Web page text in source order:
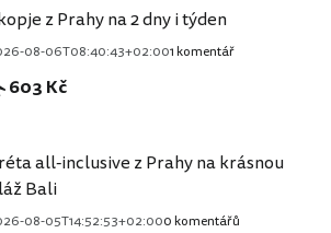
z Prahy na 2 dny i týden
08-06T08:40:43+02:001 komentář
603 Kč
all-inclusive z Prahy na krásnou
Bali
08-05T14:52:53+02:000 komentářů